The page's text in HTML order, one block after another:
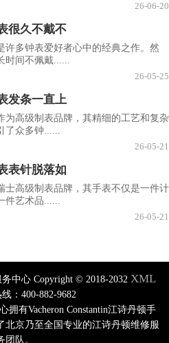
26-06-20
很久不戴不
许多钟表爱好者心中的经典之作。然
时间不佩戴......
26-05-25
发条一直上
为高级制表品牌，其精细的工艺和复杂
了众多钟......
26-05-21
表针脱落如
士高级制表品牌，其手表不仅是一件计
件艺术品......
26-05-21
中心 Copyright © 2018-2032 XML
：400-882-9682
有Vacheron Constantin江诗丹顿手
北京乃至全国专业的江诗丹顿维修服
团队。